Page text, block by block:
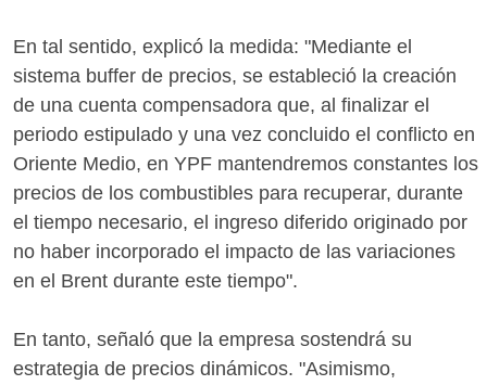
En tal sentido, explicó la medida: "Mediante el
sistema buffer de precios, se estableció la creación
de una cuenta compensadora que, al finalizar el
periodo estipulado y una vez concluido el conflicto en
Oriente Medio, en YPF mantendremos constantes los
precios de los combustibles para recuperar, durante
el tiempo necesario, el ingreso diferido originado por
no haber incorporado el impacto de las variaciones
en el Brent durante este tiempo".
En tanto, señaló que la empresa sostendrá su
estrategia de precios dinámicos. "Asimismo,